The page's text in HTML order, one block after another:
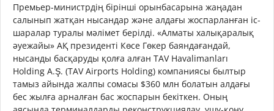
Премьер-министрдің бірінші орынбасарына жаңадан
салынып жатқан нысандар және алдағы жоспарланған іс-
шаралар туралы мәлімет берілді. «Алматы халықаралық
әуежайы» АҚ президенті Көсе Гөкер баяндағандай,
нысанды басқаруды қолға алған TAV Havalimanları
Holding A.Ş. (TAV Airports Holding) компаниясы былтыр
тамыз айында жалпы сомасы $360 млн болатын алдағы
бес жылға арналған бас жоспарын бекіткен. Оның